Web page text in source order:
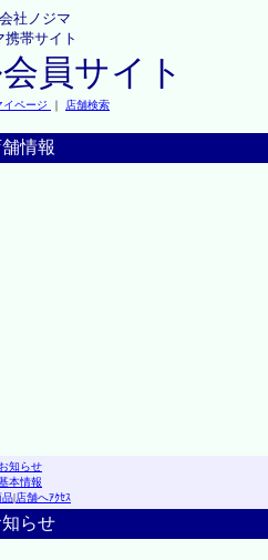
社ノジマ
携帯サイト
員サイト
イページ ｜ 店舗検索
舗情報
お知らせ
本情報
品|店舗へｱｸｾｽ
らせ